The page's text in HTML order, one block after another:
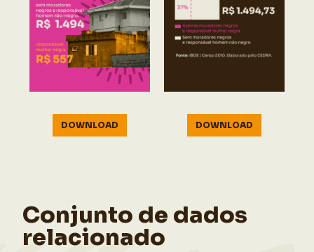
DOWNLOAD DOWNLOAD
Conjunto de dados
relacionado